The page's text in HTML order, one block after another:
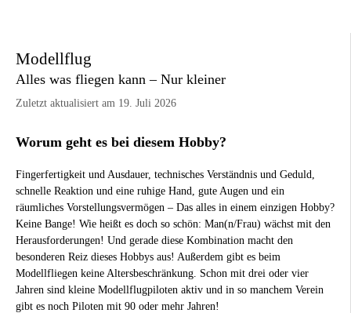
Modellflug
Alles was fliegen kann – Nur kleiner
Zuletzt aktualisiert am 19. Juli 2026
Worum geht es bei diesem Hobby?
Fingerfertigkeit und Ausdauer, technisches Verständnis und Geduld,
schnelle Reaktion und eine ruhige Hand, gute Augen und ein
räumliches Vorstellungsvermögen – Das alles in einem einzigen Hobby?
Keine Bange! Wie heißt es doch so schön: Man(n/Frau) wächst mit den
Herausforderungen! Und gerade diese Kombination macht den
besonderen Reiz dieses Hobbys aus! Außerdem gibt es beim
Modellfliegen keine Altersbeschränkung. Schon mit drei oder vier
Jahren sind kleine Modellflugpiloten aktiv und in so manchem Verein
gibt es noch Piloten mit 90 oder mehr Jahren!